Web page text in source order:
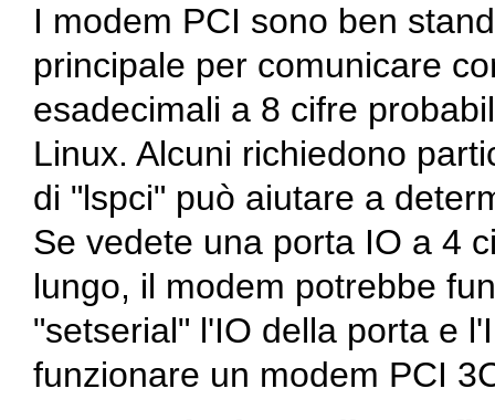
I modem PCI sono ben
principale per comunicare
esadecimali a 8 cifre
Linux. Alcuni richiedono
di "lspci" può aiutare a
Se vedete una porta IO a 4
lungo, il modem potrebbe
"setserial" l'IO della porta e
funzionare un modem PCI